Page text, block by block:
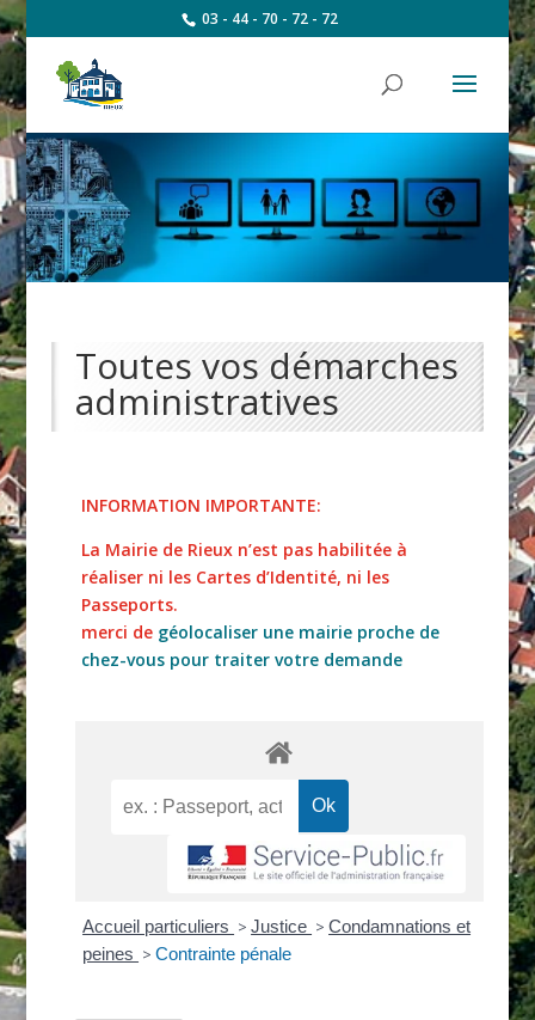
03 - 44 - 70 - 72 - 72
Toutes vos démarches
administratives
INFORMATION IMPORTANTE:
La Mairie de Rieux n’est pas habilitée à
réaliser ni les Cartes d’Identité, ni les
Passeports.
merci de géolocaliser une mairie proche de
chez-vous pour traiter votre demande
Accueil particuliers > Justice > Condamnations et
peines > Contrainte pénale